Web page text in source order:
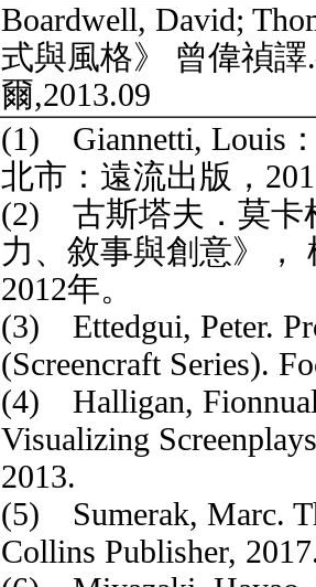
Boardwell, David;
式與風格》 曾偉禎
爾,2013.09
(1) Giannetti, Louis
北市：遠流出版，
(2) 古斯塔夫．莫卡
力、敘事與創意》，
2012年。
(3) Ettedgui, Peter.
(Screencraft Series).
(4) Halligan,
Visualizing
2013.
(5) Sumerak, Marc.
Collins Publisher,